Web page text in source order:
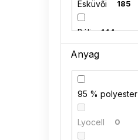
Esküvői 185
Báli 144
Anyag
95 % polyester
Lyocell 0